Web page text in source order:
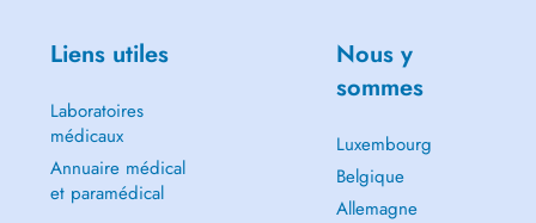
Liens utiles
Laboratoires
médicaux
Annuaire médical
et paramédical
Nous y
sommes
Luxembourg
Belgique
Allemagne